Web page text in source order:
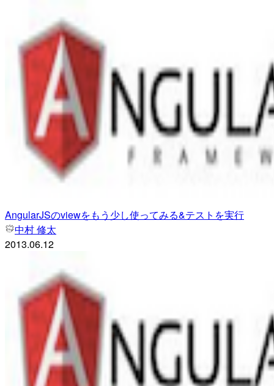
AngularJSのviewをもう少し使ってみる&テストを実行
中村 修太
2013.06.12